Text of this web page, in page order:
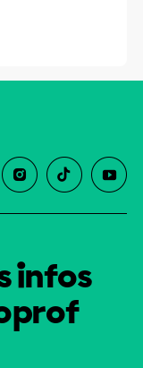
infos